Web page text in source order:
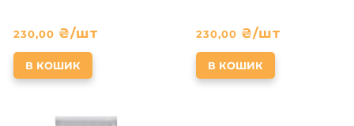
230,00 ₴/шт
В КОШИК
230,00 ₴/шт
В КОШИК